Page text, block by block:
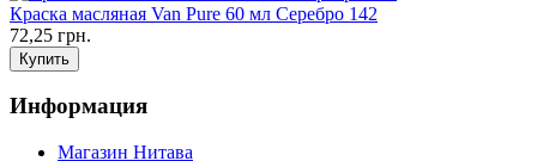
Краска масляная Van Pure 60 мл Серебро 142
72,25 грн.
Информация
Магазин Нитава